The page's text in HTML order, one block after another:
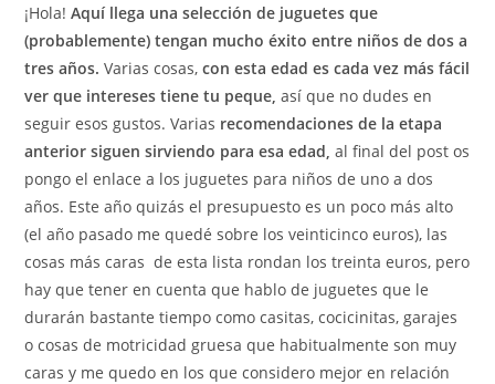
¡Hola!Aquí llega una selección de juguetes que
(probablemente) tengan mucho éxito entre niños de dos a
tres años. Varias cosas, con esta edad es cada vez más fácil
ver que intereses tiene tu peque, así que no dudes en
seguir esos gustos. Varias recomendaciones de la etapa
anterior siguen sirviendo para esa edad, al final del post os
pongo el enlace a los juguetes para niños de uno a dos
años. Este año quizás el presupuesto es un poco más alto
(el año pasado me quedé sobre los veinticinco euros), las
cosas más caras de esta lista rondan los treinta euros, pero
hay que tener en cuenta que hablo de juguetes que le
durarán bastante tiempo como casitas, cocicinitas, garajes
o cosas de motricidad gruesa que habitualmente son muy
caras y me quedo en los que considero mejor en relación